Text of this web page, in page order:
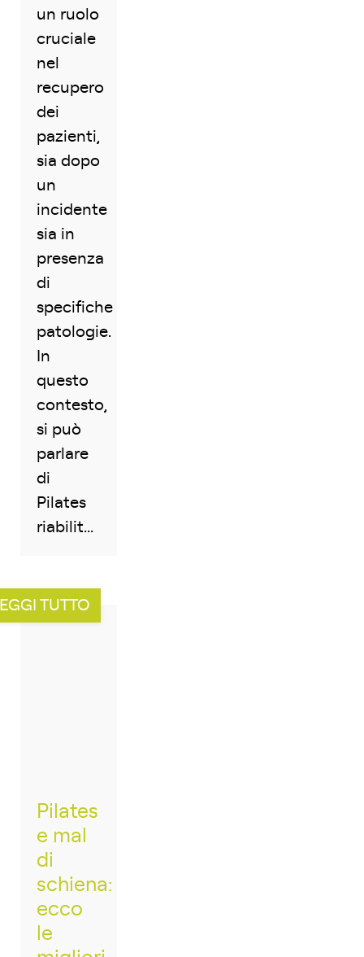
un ruolo
cruciale
nel
recupero
dei
pazienti,
sia dopo
un
incidente
sia in
presenza
di
specifiche
patologie.
In
questo
contesto,
si può
parlare
di
Pilates
riabilit...
TUTTO
Pilates
e mal
di
schiena:
ecco
le